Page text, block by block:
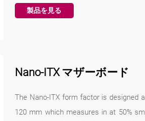
製品を見る
Nano-ITX マザーボード
The Nano-ITX form factor is designed
120 mm which measures in at 50%